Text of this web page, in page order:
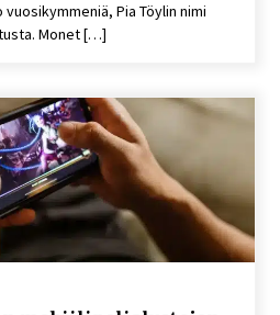
Pia Töylin nimi
Monet […]